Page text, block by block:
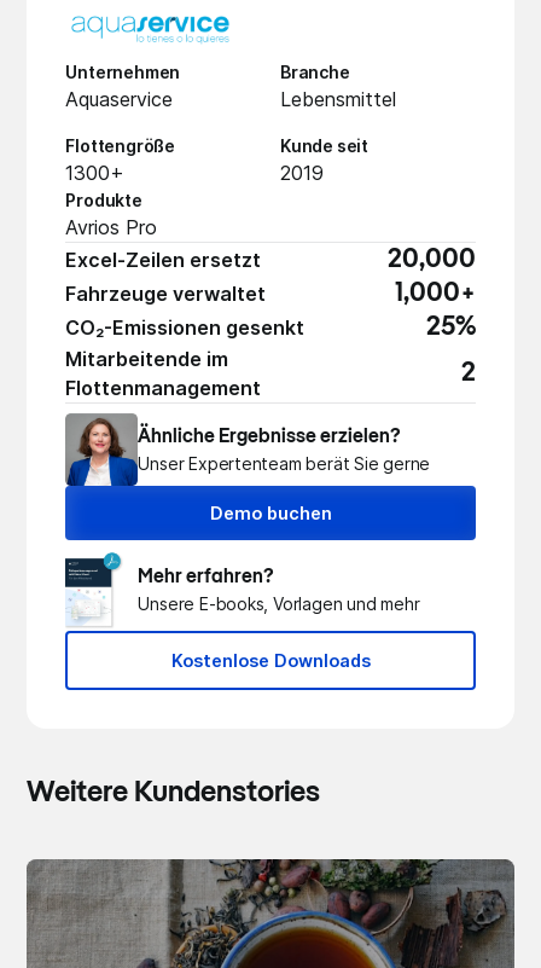
Unternehmen
Aquaservice
Branche
Lebensmittel
Flottengröße
1300+
Kunde seit
2019
Produkte
Avrios Pro
Excel-Zeilen ersetzt
20,000
Fahrzeuge verwaltet 1,000+
CO₂-Emissionen gesenkt 25%
Mitarbeitende im
Flottenmanagement
2
Ähnliche Ergebnisse erzielen?
Unser Expertenteam berät Sie gerne
Demo buchen
Mehr erfahren?
Unsere E-books, Vorlagen und mehr
Kostenlose Downloads
Weitere Kundenstories